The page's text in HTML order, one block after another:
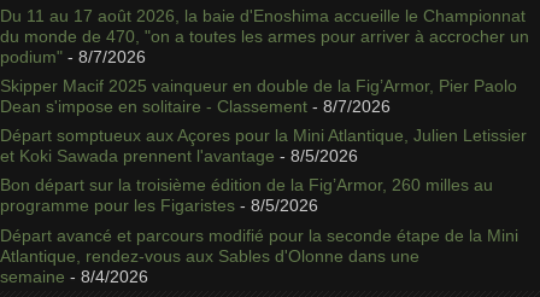
Du 11 au 17 août 2026, la baie d'Enoshima accueille le Championnat
du monde de 470, "on a toutes les armes pour arriver à accrocher un
podium" - 8/7/2026
Skipper Macif 2025 vainqueur en double de la Fig’Armor, Pier Paolo
Dean s'impose en solitaire - Classement - 8/7/2026
Départ somptueux aux Açores pour la Mini Atlantique, Julien Letissier
et Koki Sawada prennent l'avantage - 8/5/2026
Bon départ sur la troisième édition de la Fig’Armor, 260 milles au
programme pour les Figaristes - 8/5/2026
Départ avancé et parcours modifié pour la seconde étape de la Mini
Atlantique, rendez-vous aux Sables d'Olonne dans une
semaine - 8/4/2026